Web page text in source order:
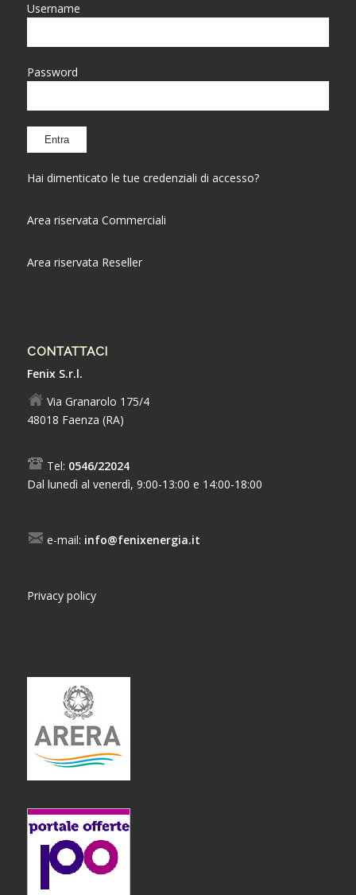
Username
Password
Hai dimenticato le tue credenziali di accesso?
Area riservata Commerciali
Area riservata Reseller
CONTATTACI
Fenix S.r.l.
Via Granarolo 175/4
48018 Faenza (RA)
Tel: 0546/22024
Dal lunedì al venerdì, 9:00-13:00 e 14:00-18:00
e-mail: info@fenixenergia.it
Privacy policy